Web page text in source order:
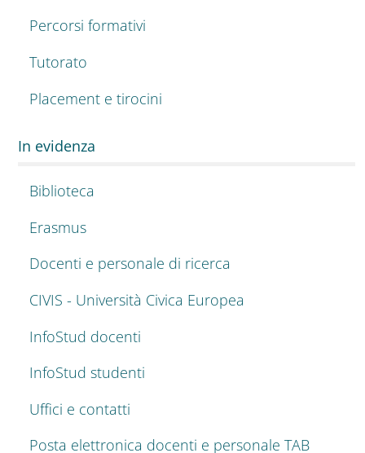
Percorsi formativi
Tutorato
Placement e tirocini
In evidenza
Biblioteca
Erasmus
Docenti e personale di ricerca
CIVIS - Università Civica Europea
InfoStud docenti
InfoStud studenti
Uffici e contatti
Posta elettronica docenti e personale TAB